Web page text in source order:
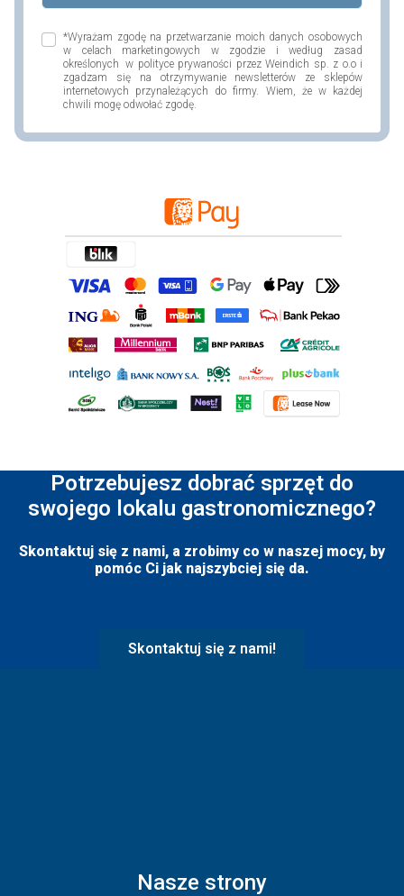
*Wyrażam zgodę na przetwarzanie moich danych osobowych
w celach marketingowych w zgodzie i według zasad
określonych w polityce prywaności przez Weindich sp. z o.o i
zgadzam się na otrzymywanie newsletterów ze sklepów
internetowych przynależących do firmy. Wiem, że w każdej
chwili mogę odwołać zgodę.
Potrzebujesz dobrać sprzęt do
swojego lokalu gastronomicznego?
Skontaktuj się z nami, a zrobimy co w naszej mocy, by
pomóc Ci jak najszybciej się da.
Skontaktuj się z nami!
Nasze strony